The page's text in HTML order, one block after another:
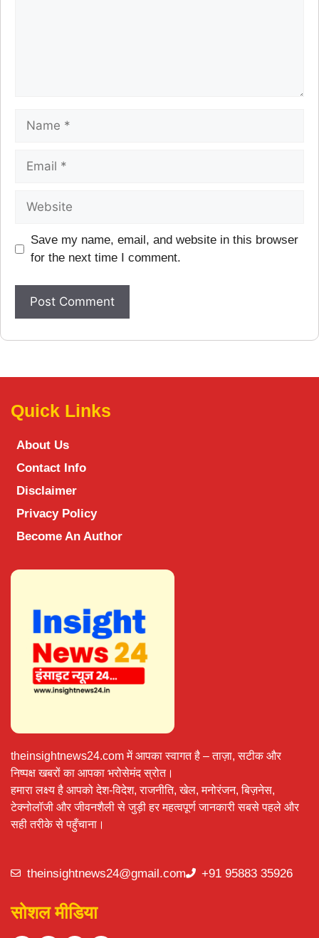
Save my name, email, and website in this browser
for the next time I comment.
Quick Links
About Us
Contact Info
Disclaimer
Privacy Policy
Become An Author
theinsightnews24.com में आपका स्वागत है – ताज़ा, सटीक और
निष्पक्ष खबरों का आपका भरोसेमंद स्रोत।
हमारा लक्ष्य है आपको देश-विदेश, राजनीति, खेल, मनोरंजन, बिज़नेस,
टेक्नोलॉजी और जीवनशैली से जुड़ी हर महत्वपूर्ण जानकारी सबसे पहले और
सही तरीके से पहुँचाना।
theinsightnews24@gmail.com +91 95883 35926
सोशल मीडिया